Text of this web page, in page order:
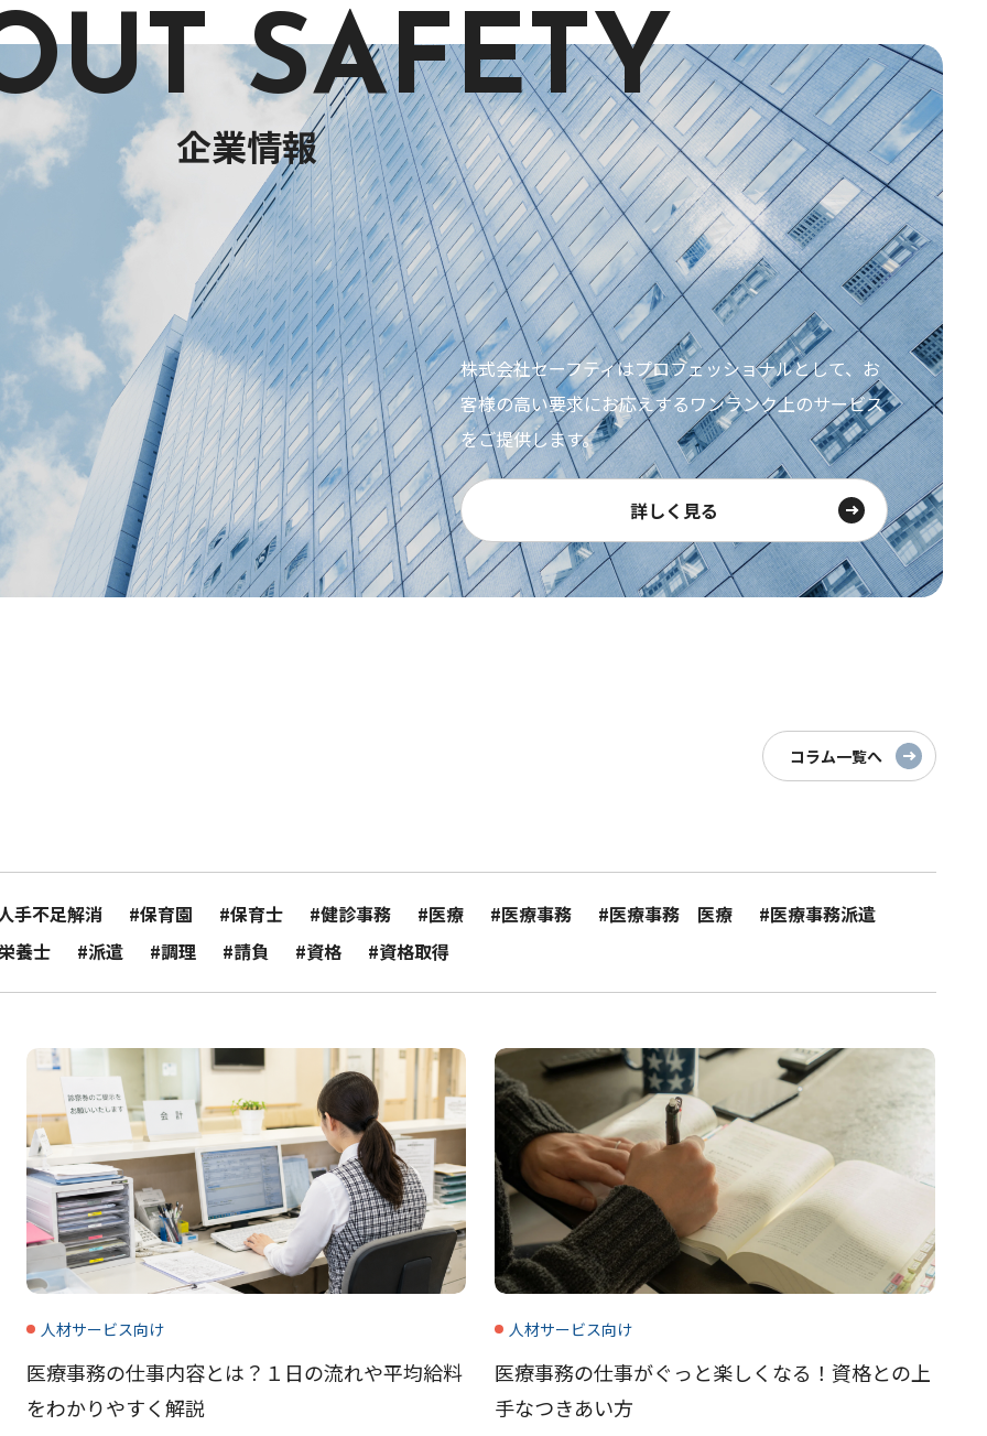
SAFETY
企業情報
株式会社セーフティはプロフェッショナルとして、お
客様の高い要求にお応えするワンランク上のサービス
をご提供します。
詳しく見る
コラム一覧へ
手不足解消 #保育園 #保育士 #健診事務 #医療 #医療事務 #医療事務 医療
#医療事務派遣
養士
#派遣 #調理 #請負 #資格 #資格取得
人材サービス向け
医療事務の仕事内容とは？１日の流れや平均給料
をわかりやすく解説
人材サービス向け
医療事務の仕事がぐっと楽しくなる！資格との上
手なつきあい方